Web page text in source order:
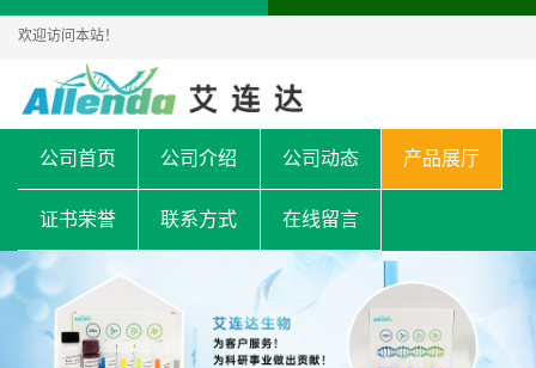
欢迎访问本站！
公司首页 公司介绍 公司动态 产品展厅
证书荣誉 联系方式 在线留言